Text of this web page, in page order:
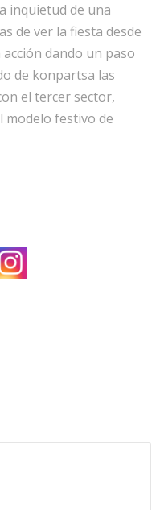
inquietud de una
de ver la fiesta desde
dando un paso
de konpartsa las
el tercer sector,
festivo de